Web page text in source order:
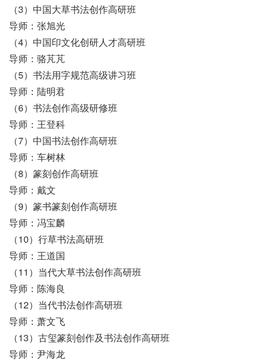
（3）中国大草书法创作高研班
导师：张旭光
（4）中国印文化创研人才高研班
导师：骆芃芃
（5）书法用字规范高级讲习班
导师：陆明君
（6）书法创作高级研修班
导师：王登科
（7）中国书法创作高研班
导师：车树林
（8）篆刻创作高研班
导师：戴文
（9）篆书篆刻创作高研班
导师：冯宝麟
（10）行草书法高研班
导师：王道国
（11）当代大草书法创作高研班
导师：陈海良
（12）当代书法创作高研班
导师：萧文飞
（13）古玺篆刻创作及书法创作高研班
导师：尹海龙